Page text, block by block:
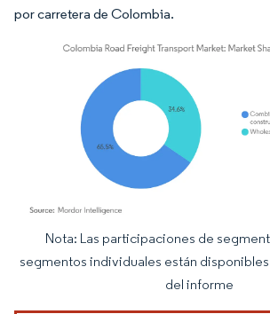
por carretera de Colombia.
Imagen © Mordor Intelligence. El uso requiere
Nota: Las participaciones de
segmentos individuales están
del informe